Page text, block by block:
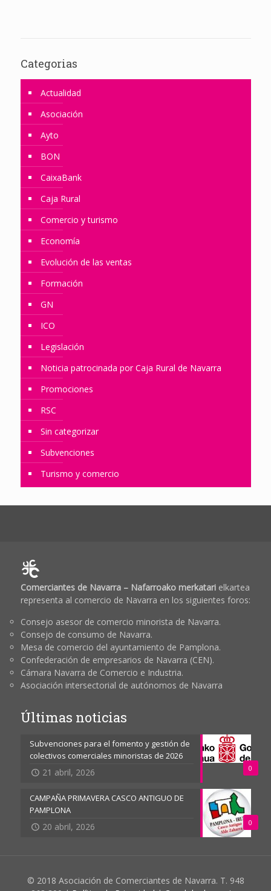
Categorias
Actualidad
Asociación
Ayto
BON
CaixaBank
Caja Rural
Comercio y turismo
Economía
Evolución de las ventas
Formación
GN
ICO
Legislación
Noticia patrocinada por Caja Rural de Navarra
Promociones
RSC
Sin categorizar
Subvenciones
Turismo y comercio
Comerciantes de Navarra – Nafarroako merkatarielkartea
representa al comercio de Navarra en los siguientes foros:
Consejo asesor de comercio minorista de Navarra.
Consejo de consumo de Navarra.
Mesa de comercio del ayuntamiento de Pamplona.
Confederación de empresarios de Navarra (CEN).
Cámara Navarra de Comercio e Industria.
Asociación intersectorial de autónomos de Navarra
Últimas noticias
0
Subvenciones para el fomento y gestión de
colectivos comerciales minoristas de 2026
21 abril, 2026
0
CAMPAÑA PRIMAVERA CASCO ANTIGUO DE
PAMPLONA
20 abril, 2026
© 2018 Asociación de Comerciantes de Navarra. T. 948